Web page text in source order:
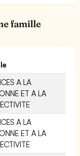
famille
A LA
ET A LA
A LA
ET A LA